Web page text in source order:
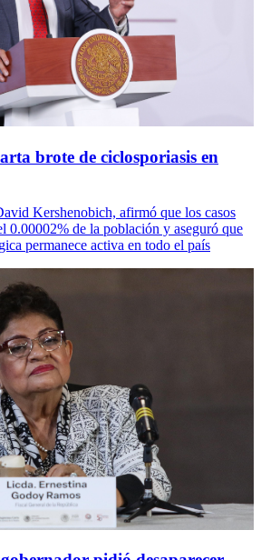
brote de ciclosporiasis en
Kershenobich, afirmó que los casos
0.00002% de la población y aseguró que
permanece activa en todo el país